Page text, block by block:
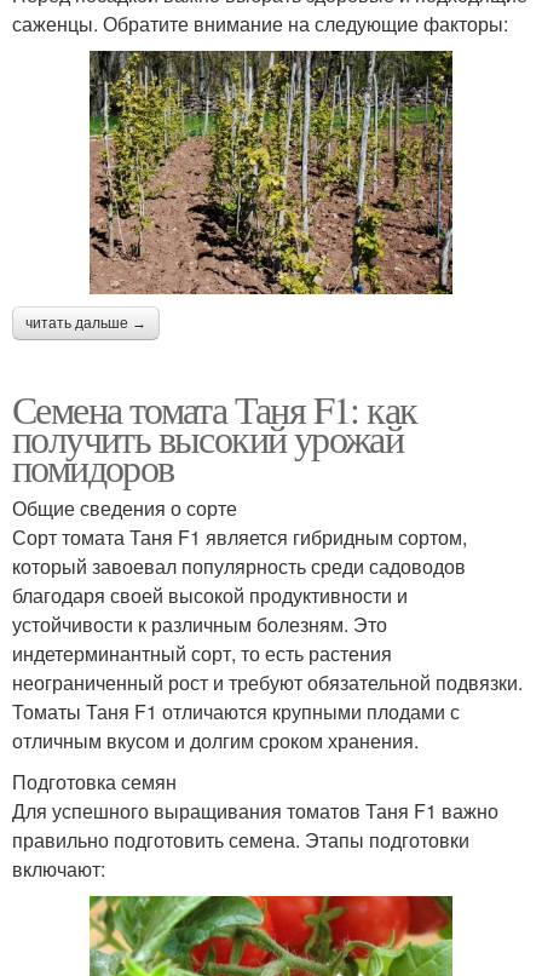
саженцы. Обратите внимание на следующие факторы:
читать дальше →
Семена томата Таня F1: как
получить высокий урожай
помидоров
Общие сведения о сорте
Сорт томата Таня F1 является гибридным сортом,
который завоевал популярность среди садоводов
благодаря своей высокой продуктивности и
устойчивости к различным болезням. Это
индетерминантный сорт, то есть растения
неограниченный рост и требуют обязательной подвязки.
Томаты Таня F1 отличаются крупными плодами с
отличным вкусом и долгим сроком хранения.
Подготовка семян
Для успешного выращивания томатов Таня F1 важно
правильно подготовить семена. Этапы подготовки
включают: